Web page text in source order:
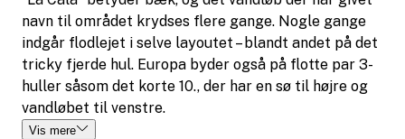
navn til området krydses flere gange. Nogle gange
indgår flodlejet i selve layoutet – blandt andet på det
tricky fjerde hul. Europa byder også på flotte par 3-
huller såsom det korte 10., der har en sø til højre og
vandløbet til venstre.
Vis mere